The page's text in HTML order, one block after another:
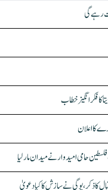
کا فکر انگیز خطاب
کا اعلان
حامی امیدوار نے میدان مار لیا
کا ذکر، یوگی نے سازش کا کیا دعویٰ